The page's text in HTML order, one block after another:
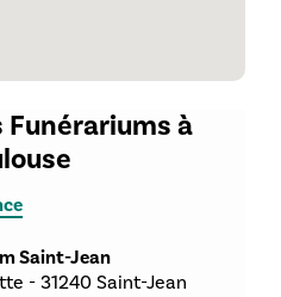
Funérariums à
Saint-Jean
- 31240 Saint-Jean